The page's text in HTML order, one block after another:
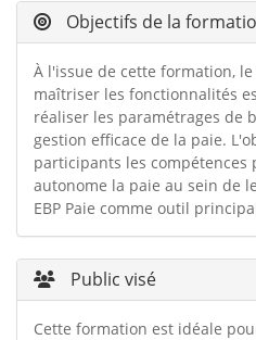
Objectifs de la
À l'issue de cette formation,
maîtriser les fonctionnalités
réaliser les paramétrages de
gestion efficace de la paie.
participants les compétences
autonome la paie au sein de
EBP Paie comme outil
Public visé
Cette formation est idéale